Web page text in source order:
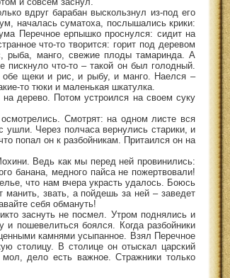
вдруг барабан выскользнул из-под его
началась суматоха, послышались крики:
Перечное ерпышко проснулся: сидит на
что-то творится: горит под деревом
рыба, манго, свежие плоды тамаринда. А
что-то – такой он был голодный.
обе щеки и рис, и рыбу, и манго. Наелся –
то тюки и маленькая шкатулка.
дерево. Потом устроился на своем суку
Смотрят: на одном листе вся
Через полчаса вернулись старики, и
попал он к разбойникам. Притаился он на
Ведь как мы перед ней провинились:
банана, медного пайса не пожертвовали!
что нам вчера украсть удалось. Боюсь
манить, звать, а пойдешь за ней – заведет
себя обмануть!
заснуть не посмел. Утром поднялись и
пошевелиться боялся. Когда разбойники
камнями усыпанное. Взял Перечное
столицу. В столице он отыскал царский
дело есть важное. Стражники только